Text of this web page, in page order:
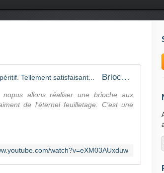
Brioche aux escargots : la recette idéale pour l'apéritif. Tellement satisfaisant...
allons réaliser une brioche aux
de l'éternel feuilletage. C'est une
watch?v=eXM03AUxduw